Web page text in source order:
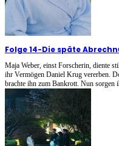
Folge 14-Die späte
Maja Weber, einst Forscherin, diente
ihr Vermögen Daniel Krug vererben.
brachte ihn zum Bankrott. Nun sorgen